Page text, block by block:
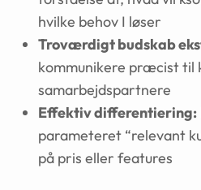
hvilke behov I løser
Troværdigt budskab
kommunikere præcist til
samarbejdspartnere
Effektiv differentiering:
parameteret “relevant
på pris eller features